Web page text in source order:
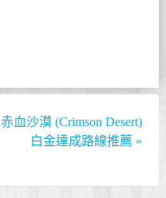
赤血沙漠 (Crimson Desert)
白金達成路線推薦 »